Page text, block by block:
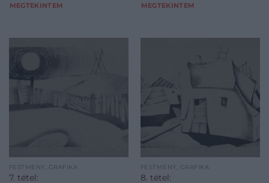
MEGTEKINTEM MEGTEKINTEM
FESTMÉNY, GRAFIKA
7. tétel:
FESTMÉNY, GRAFIKA
8. tétel: